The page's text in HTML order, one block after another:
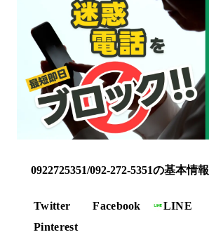
0922725351/092-272-5351の基本情報
Twitter Facebook LINE
Pinterest